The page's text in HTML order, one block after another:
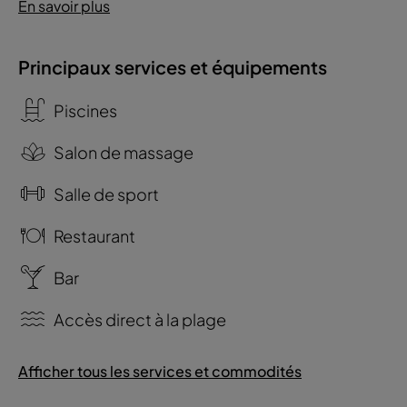
En savoir plus
Principaux services et équipements
Piscines
Salon de massage
Salle de sport
Restaurant
Bar
Accès direct à la plage
Afficher tous les services et commodités